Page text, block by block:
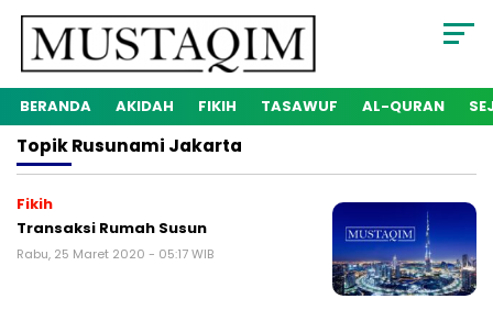
BERANDA AKIDAH FIKIH TASAWUF AL-QURAN
TopikRusunami Jakarta
Fikih
Transaksi Rumah Susun
Rabu, 25 Maret 2020 - 05:17 WIB